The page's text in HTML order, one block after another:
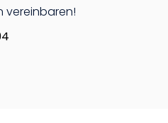
vereinbaren!